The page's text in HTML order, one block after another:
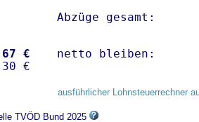
Abzüge gesamt:
€
netto
ausführlicher Lohnsteuerrechner
TVÖD Bund 2025